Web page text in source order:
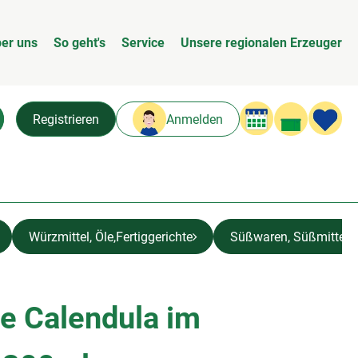
uns So geht's Service Unsere regionalen Erzeuger
Registrieren Anmelden
Würzmittel, Öle,Fertiggerichte Süßwaren, Süßmittel,
Calendula im